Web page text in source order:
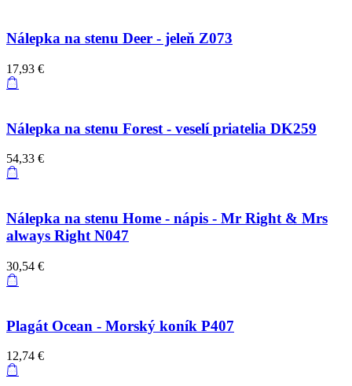
Nálepka na stenu Deer - jeleň Z073
17,93 €
Nálepka na stenu Forest - veselí priatelia DK259
54,33 €
Nálepka na stenu Home - nápis - Mr Right & Mrs
always Right N047
30,54 €
Plagát Ocean - Morský koník P407
12,74 €